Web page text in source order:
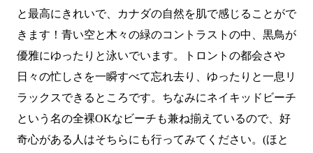
と最高にきれいで、カナダの自然を肌で感じることがで
きます！青い空と木々の緑のコントラストの中、黒鳥が
優雅にゆったりと泳いでいます。トロントの都会さや
日々の忙しさを一瞬すべて忘れ去り、ゆったりと一息リ
ラックスできるところです。ちなみにネイキッドビーチ
という名の全裸OKなビーチも兼ね揃えているので、好
奇心がある人はそちらにも行ってみてください。(ほと